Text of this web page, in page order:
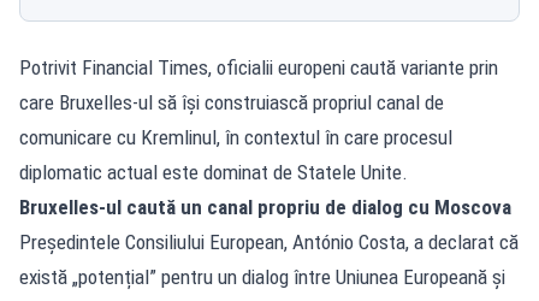
Potrivit Financial Times, oficialii europeni caută variante prin
care Bruxelles-ul să își construiască propriul canal de
comunicare cu Kremlinul, în contextul în care procesul
diplomatic actual este dominat de Statele Unite.
Bruxelles-ul caută un canal propriu de dialog cu Moscova
Președintele Consiliului European, António Costa, a declarat că
există „potențial” pentru un dialog între Uniunea Europeană și